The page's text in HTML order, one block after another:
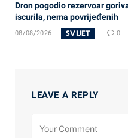
Dron pogodio rezervoar
iscurila, nema povrijeđenih
08/08/2026 SVIJET 0
LEAVE A REPLY